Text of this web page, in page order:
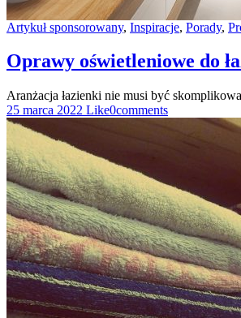
Artykuł sponsorowany, Inspiracje, Porady,
Oprawy oświetleniowe do
Aranżacja łazienki nie musi być
25 marca 2022 Like0comments